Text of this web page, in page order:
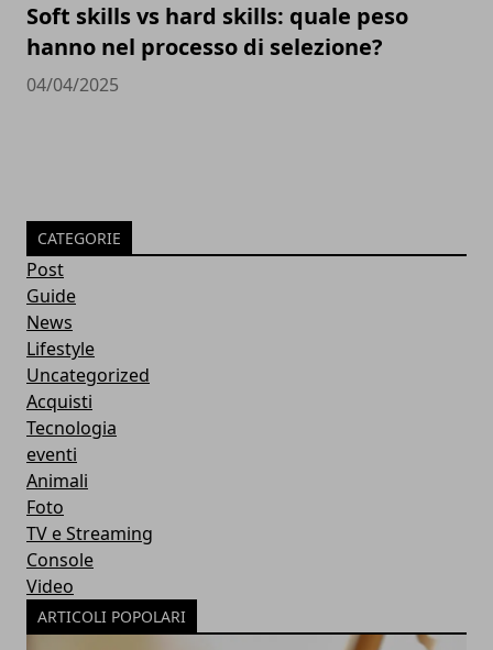
Soft skills vs hard skills: quale peso
hanno nel processo di selezione?
04/04/2025
CATEGORIE
Post
Guide
News
Lifestyle
Uncategorized
Acquisti
Tecnologia
eventi
Animali
Foto
TV e Streaming
Console
Video
ARTICOLI POPOLARI